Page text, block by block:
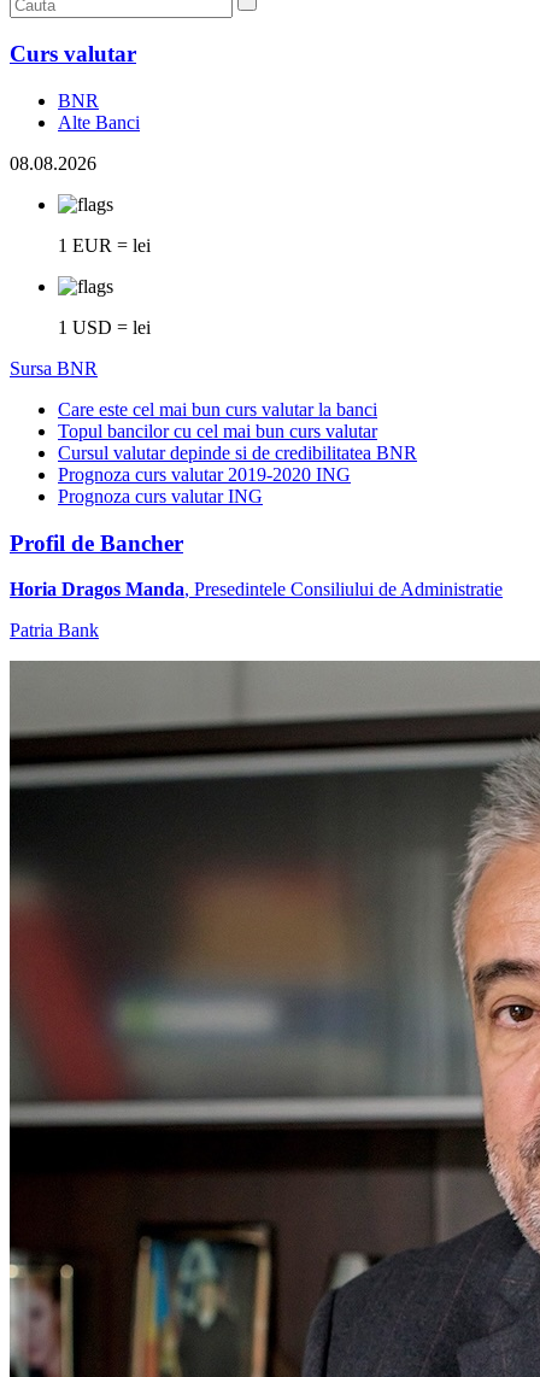
Curs valutar
BNR
Alte Banci
08.08.2026
1 EUR = lei
1 USD = lei
Sursa BNR
Care este cel mai bun curs valutar la banci
Topul bancilor cu cel mai bun curs valutar
Cursul valutar depinde si de credibilitatea BNR
Prognoza curs valutar 2019-2020 ING
Prognoza curs valutar ING
Profil de Bancher
Horia Dragos Manda, Presedintele Consiliului de Administratie
Patria Bank